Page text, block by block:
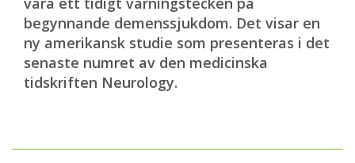
begynnande demenssjukdom. Det visar en
ny amerikansk studie som presenteras i det
senaste numret av den medicinska
tidskriften Neurology.